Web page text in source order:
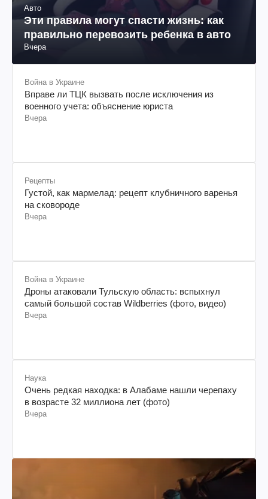
Авто
Эти правила могут спасти жизнь: как
правильно перевозить ребенка в авто
Вчера
Война в Украине
Вправе ли ТЦК вызвать после исключения из
военного учета: объяснение юриста
Вчера
Рецепты
Густой, как мармелад: рецепт клубничного варенья
на сковороде
Вчера
Война в Украине
Дроны атаковали Тульскую область: вспыхнул
самый большой состав Wildberries (фото, видео)
Вчера
Наука
Очень редкая находка: в Алабаме нашли черепаху
в возрасте 32 миллиона лет (фото)
Вчера